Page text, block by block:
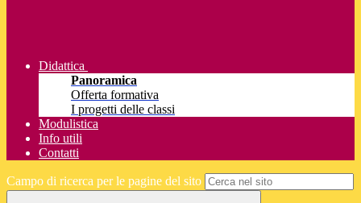
Didattica
Panoramica
Offerta formativa
I progetti delle classi
Modulistica
Info utili
Contatti
Campo di ricerca per le pagine del sito